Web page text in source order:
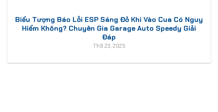
Biểu Tượng Báo Lỗi ESP Sáng Đỏ Khi Vào Cua Có Nguy
Hiểm Không? Chuyên Gia Garage Auto Speedy Giải
Đáp
Th9 23, 2025